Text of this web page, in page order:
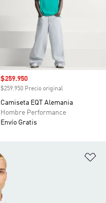
Precio de venta
$259.950
$259.950 Precio original
Camiseta EQT Alemania
Hombre Performance
Envío Gratis